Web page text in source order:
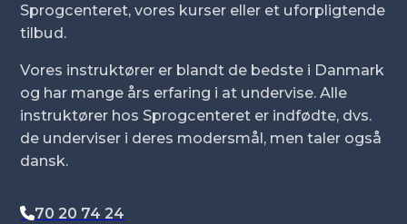
Sprogcenteret, vores kurser eller et uforpligtende
tilbud.
Vores instruktører er blandt de bedste i Danmark
og har mange års erfaring i at undervise. Alle
instruktører hos Sprogcenteret er indfødte, dvs.
de underviser i deres modersmål, men taler også
dansk.
70 20 74 24